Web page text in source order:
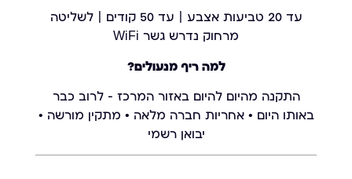
עד 20 טביעות אצבע | עד 50 קודים | לשליטה
מרחוק נדרש גשר WiFi
למה ריף מנעולים?
התקנה מהיום להיום באזור המרכז – לרוב כבר
באותו היום • אחריות חברה מלאה • מתקין מורשה •
יבואן רשמי